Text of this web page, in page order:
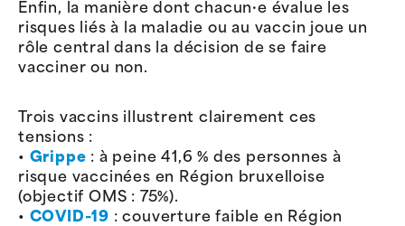
Enfin, la manière dont chacun·e évalue les
risques liés à la maladie ou au vaccin joue un
rôle central dans la décision de se faire
vacciner ou non.
Trois vaccins illustrent clairement ces
tensions :
• Grippe : à peine 41,6 % des personnes à
risque vaccinées en Région bruxelloise
(objectif OMS : 75%).
• COVID-19 : couverture faible en Région